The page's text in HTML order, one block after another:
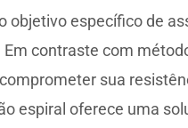
objetivo específico de
contraste com
sua
espiral oferece uma